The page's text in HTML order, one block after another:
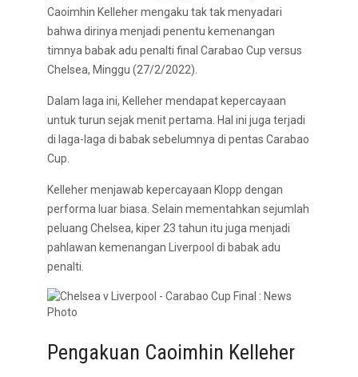
Caoimhin Kelleher mengaku tak tak menyadari
bahwa dirinya menjadi penentu kemenangan
timnya babak adu penalti final Carabao Cup versus
Chelsea, Minggu (27/2/2022).
Dalam laga ini, Kelleher mendapat kepercayaan
untuk turun sejak menit pertama. Hal ini juga terjadi
di laga-laga di babak sebelumnya di pentas Carabao
Cup.
Kelleher menjawab kepercayaan Klopp dengan
performa luar biasa. Selain mementahkan sejumlah
peluang Chelsea, kiper 23 tahun itu juga menjadi
pahlawan kemenangan Liverpool di babak adu
penalti.
Pengakuan Caoimhin Kelleher